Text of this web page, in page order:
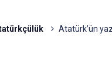
Atatürk’ün